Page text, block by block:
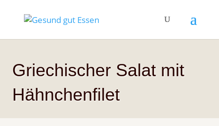
Griechischer Salat mit
Hähnchenfilet